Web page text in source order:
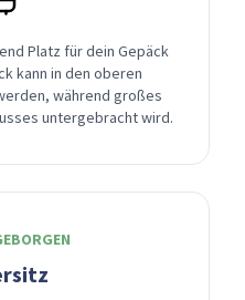
Platz für dein Gepäck
kann in den oberen
während großes
untergebracht wird.